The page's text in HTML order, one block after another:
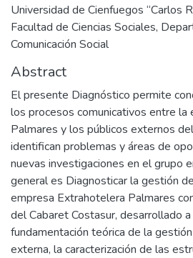
Universidad de Cienfuegos “Carlos
Facultad de Ciencias Sociales,
Comunicación Social
Abstract
El presente Diagnóstico permite
los procesos comunicativos entre
Palmares y los públicos externos
identifican problemas y áreas de
nuevas investigaciones en el grupo
general es Diagnosticar la gestión
empresa Extrahotelera Palmares
del Cabaret Costasur, desarrollado
fundamentación teórica de la
externa, la caracterización de las